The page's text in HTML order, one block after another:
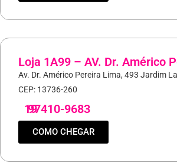
Loja 1A99 – AV. Dr. Américo
Av. Dr. Américo Pereira Lima, 493 Jardim
CEP: 13736-260
19
97410-9683
COMO CHEGAR